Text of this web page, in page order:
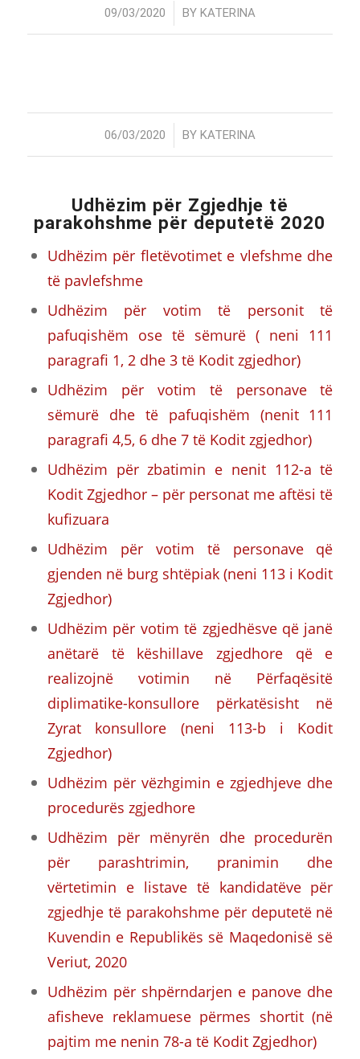
09/03/2020
/ BY KATERINA
06/03/2020
/ BY KATERINA
Udhëzim për Zgjedhje të
parakohshme për deputetë 2020
Udhëzim për fletëvotimet e vlefshme dhe
të pavlefshme
Udhëzim për votim të personit të
pafuqishëm ose të sëmurë ( neni 111
paragrafi 1, 2 dhe 3 të Kodit zgjedhor)
Udhëzim për votim të personave të
sëmurë dhe të pafuqishëm (nenit 111
paragrafi 4,5, 6 dhe 7 të Kodit zgjedhor)
Udhëzim për zbatimin e nenit 112-a të
Kodit Zgjedhor – për personat me aftësi të
kufizuara
Udhëzim për votim të personave që
gjenden në burg shtëpiak (neni 113 i Kodit
Zgjedhor)
Udhëzim për votim të zgjedhësve që janë
anëtarë të këshillave zgjedhore që e
realizojnë votimin në Përfaqësitë
diplimatike-konsullore përkatësisht në
Zyrat konsullore (neni 113-b i Kodit
Zgjedhor)
Udhëzim për vëzhgimin e zgjedhjeve dhe
procedurës zgjedhore
Udhëzim për mënyrën dhe procedurën
për parashtrimin, pranimin dhe
vërtetimin e listave të kandidatëve për
zgjedhje të parakohshme për deputetë në
Kuvendin e Republikës së Maqedonisë së
Veriut, 2020
Udhëzim për shpërndarjen e panove dhe
afisheve reklamuese përmes shortit (në
pajtim me nenin 78-a të Kodit Zgjedhor)